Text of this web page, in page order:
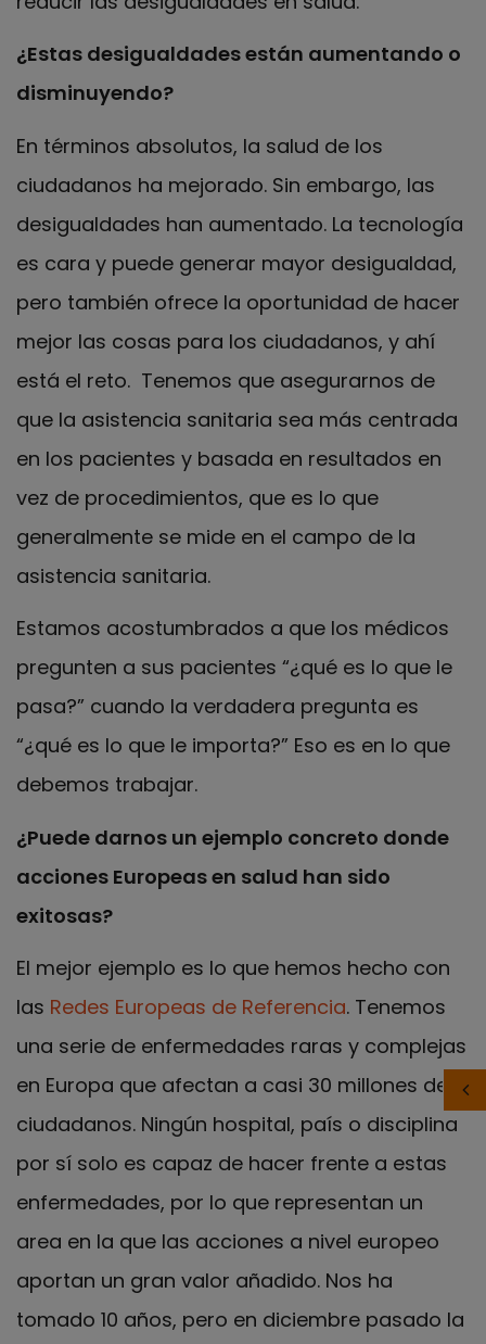
¿Estas desigualdades están aumentando o
disminuyendo?
En términos absolutos, la salud de los
ciudadanos ha mejorado. Sin embargo, las
desigualdades han aumentado. La tecnología
es cara y puede generar mayor desigualdad,
pero también ofrece la oportunidad de hacer
mejor las cosas para los ciudadanos, y ahí
está el reto. Tenemos que asegurarnos de
que la asistencia sanitaria sea más centrada
en los pacientes y basada en resultados en
vez de procedimientos, que es lo que
generalmente se mide en el campo de la
asistencia sanitaria.
Estamos acostumbrados a que los médicos
pregunten a sus pacientes “¿qué es lo que le
pasa?” cuando la verdadera pregunta es
“¿qué es lo que le importa?” Eso es en lo que
debemos trabajar.
¿Puede darnos un ejemplo concreto donde
acciones Europeas en salud han sido
exitosas?
El mejor ejemplo es lo que hemos hecho con
las Redes Europeas de Referencia. Tenemos
una serie de enfermedades raras y complejas
en Europa que afectan a casi 30 millones de
ciudadanos. Ningún hospital, país o disciplina
por sí solo es capaz de hacer frente a estas
enfermedades, por lo que representan un
area en la que las acciones a nivel europeo
aportan un gran valor añadido. Nos ha
tomado 10 años, pero en diciembre pasado la